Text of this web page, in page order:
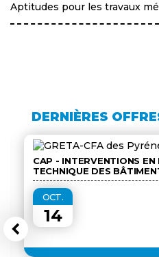
Aptitudes pour les travaux
DERNIÈRES
CAP - INTERVENTIONS EN
TECHNIQUE DES
OCT.
14